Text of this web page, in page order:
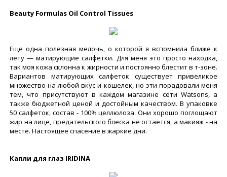
Beauty Formulas Oil Control Tissues
Еще одна полезная мелочь, о которой я вспомнила ближе к
лету — матирующие салфетки. Для меня это просто находка,
так моя кожа склонна к жирности и постоянно блестит в т-зоне.
Вариантов матирующих салфеток существует привеликое
множество на любой вкус и кошелек, но эти порадовали меня
тем, что присутствуют в каждом магазине сети Watsons, а
также бюджетной ценой и достойным качеством. В упаковке
50 салфеток, состав - 100% целлюлоза. Они хорошо поглощают
жир на лице, предательского блеска не остаётся, а макияж - на
месте. Настоящее спасение в жаркие дни.
Капли для глаз IRIDINA